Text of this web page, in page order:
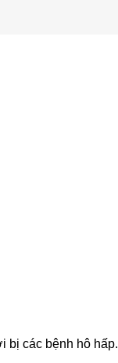
bị các bệnh hô hấp.